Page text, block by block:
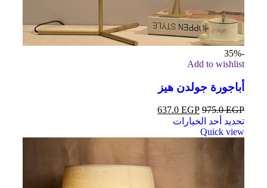
-35%
Add to wishlist
أباجورة جولدن هيز
975.0EGP
637.0 EGP
تحديد أحد الخيارات
Quick view